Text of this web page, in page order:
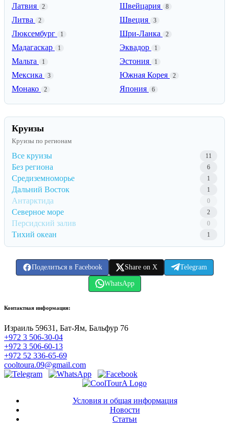
Латвия 2
Литва 2
Люксембург 1
Мадагаскар 1
Мальта 1
Мексика 3
Монако 2
Швейцария 8
Швеция 3
Шри-Ланка 2
Эквадор 1
Эстония 1
Южная Корея 2
Япония 6
Круизы
Круизы по регионам
Все круизы 11
Без региона 6
Средиземноморье 1
Дальний Восток 1
Антарктида 0
Северное море 2
Персидский залив 0
Тихий океан 1
Поделиться в Facebook Share on X Telegram
WhatsApp
Контактная информация:
Израиль 59631, Бат-Ям, Бальфур 76
+972 3 506-30-04
+972 3 506-60-13
+972 52 336-65-69
cooltoura.09@gmail.com
Условия и общая информация
Новости
Статьи